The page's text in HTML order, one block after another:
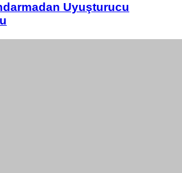
Uyuşturucu